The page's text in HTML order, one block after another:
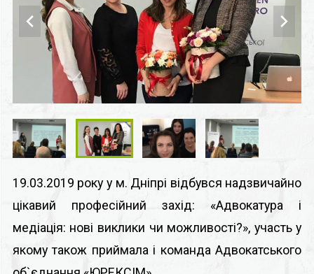
19.03.2019 року у м. Дніпрі відбувся надзвичайно
цікавий професійний захід: «Адвокатура і
медіація: нові виклики чи можливості?», участь у
якому також приймала і команда Адвокатського